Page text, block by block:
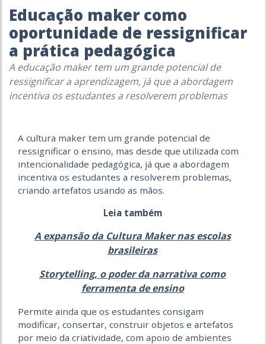
Educação maker como
oportunidade de ressignificar
a prática pedagógica
A educação maker tem um grande potencial de
ressignificar a aprendizagem, já que a abordagem
incentiva os estudantes a resolverem problemas
A cultura maker tem um grande potencial de
ressignificar o ensino, mas desde que utilizada com
intencionalidade pedagógica, já que a abordagem
incentiva os estudantes a resolverem problemas,
criando artefatos usando as mãos.
Leia também
A expansão da Cultura Maker nas escolas
brasileiras
Storytelling, o poder da narrativa como
ferramenta de ensino
Permite ainda que os estudantes consigam
modificar, consertar, construir objetos e artefatos
por meio da criatividade, com apoio de ambientes